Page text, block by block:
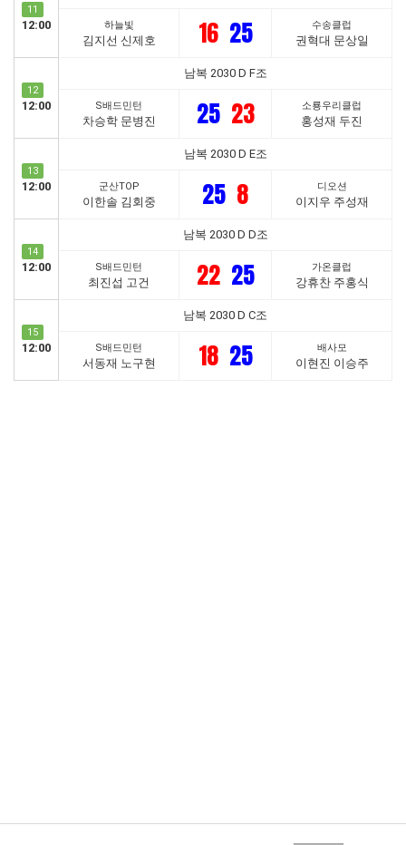
11
12:00 하늘빛
김지선 신제호 16 25 수송클럽
권혁대 문상일
12
12:00
남복 2030 D F조
S배드민턴
차승학 문병진 25 23 소룡우리클럽
홍성재 두진
13
12:00
남복 2030 D E조
군산TOP
이한솔 김회중 25 8 디오션
이지우 주성재
14
12:00
남복 2030 D D조
S배드민턴
최진섭 고건 22 25 가온클럽
강휴찬 주홍식
15
12:00
남복 2030 D C조
S배드민턴
서동재 노구현 18 25 배사모
이현진 이승주